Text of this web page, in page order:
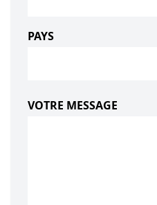
PAYS
VOTRE MESSAGE